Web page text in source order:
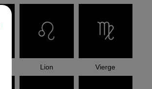
Lion Vierge